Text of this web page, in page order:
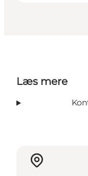
Læs mere